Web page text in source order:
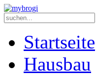
Startseite
Hausbau